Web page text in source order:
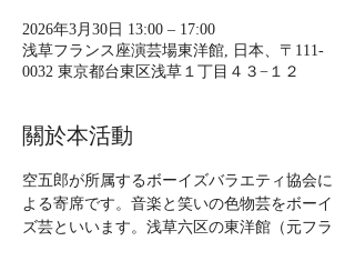
2026年3月30日 13:00 – 17:00
浅草フランス座演芸場東洋館, 日本、〒111-
0032 東京都台東区浅草１丁目４３−１２
關於本活動
空五郎が所属するボーイズバラエティ協会に
よる寄席です。音楽と笑いの色物芸をボーイ
ズ芸といいます。浅草六区の東洋館（元フラ